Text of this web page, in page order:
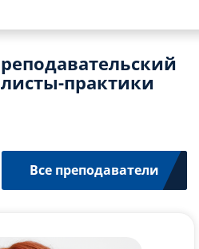
практики
Все преподаватели